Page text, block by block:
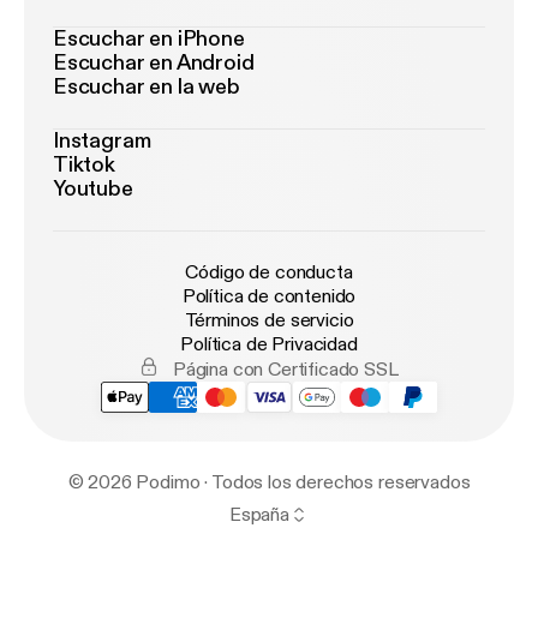
Escuchar en iPhone
Escuchar en Android
Escuchar en la web
Instagram
Tiktok
Youtube
Código de conducta
Política de contenido
Términos de servicio
Política de Privacidad
Página con Certificado SSL
© 2026 Podimo · Todos los derechos reservados
España